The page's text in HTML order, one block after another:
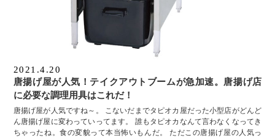
2021.4.20
唐揚げ屋が人気！テイクアウトブームが急加速。唐揚げ店
に必要な調理用具はこれだ！
唐揚げ屋が人気ですね～。 こないだまでタピオカ屋だった小型店がどんど
ん唐揚げ屋に変わっていってます。 誰もタピオカなんて言わなくなってき
ちゃったね。食の変貌って本当怖いもんだ。 ただこの唐揚げ屋の人気っ